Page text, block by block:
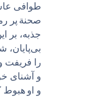
طوافى
صحنة پر
جذبه، بر
را فریفت
و آشناى
و او هبوط